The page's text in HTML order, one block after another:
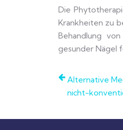
Die
Krankheiten zu
Behandlung
gesunder Nägel
Alternative
nicht-